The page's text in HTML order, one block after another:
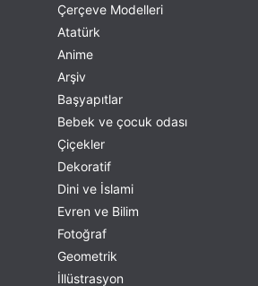
Çerçeve Modelleri
Atatürk
Anime
Arşiv
Başyapıtlar
Bebek ve çocuk odası
Çiçekler
Dekoratif
Dini ve İslami
Evren ve Bilim
Fotoğraf
Geometrik
İllüstrasyon